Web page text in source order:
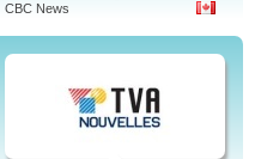
CBC News